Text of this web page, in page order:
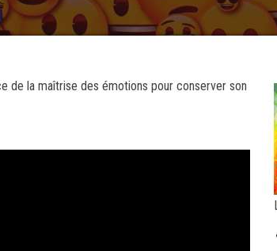
de la maîtrise des émotions pour conserver son